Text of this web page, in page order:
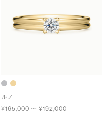
ルノ
¥165,000 〜 ¥192,000